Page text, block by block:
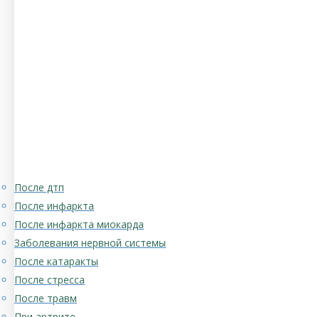
После дтп
После инфаркта
После инфаркта миокарда
Заболевания нервной системы
После катаракты
После стресса
После травм